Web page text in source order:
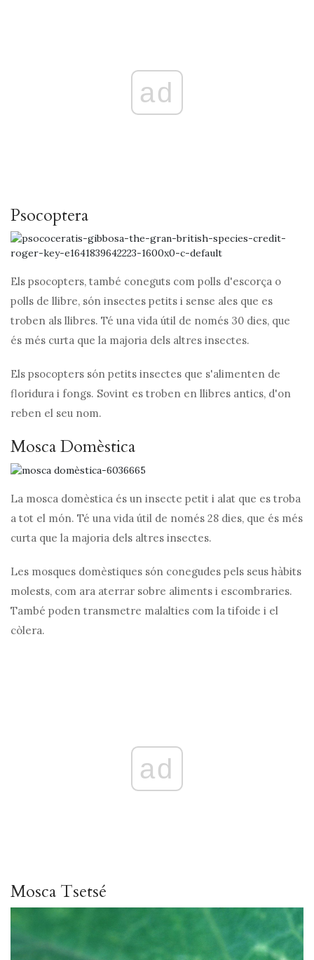
ad
Psocoptera
Els psocopters, també coneguts com polls d'escorça o
polls de llibre, són insectes petits i sense ales que es
troben als llibres. Té una vida útil de només 30 dies, que
és més curta que la majoria dels altres insectes.
Els psocopters són petits insectes que s'alimenten de
floridura i fongs. Sovint es troben en llibres antics, d'on
reben el seu nom.
Mosca Domèstica
La mosca domèstica és un insecte petit i alat que es troba
a tot el món. Té una vida útil de només 28 dies, que és més
curta que la majoria dels altres insectes.
Les mosques domèstiques són conegudes pels seus hàbits
molests, com ara aterrar sobre aliments i escombraries.
També poden transmetre malalties com la tifoide i el
còlera.
ad
Mosca Tsetsé